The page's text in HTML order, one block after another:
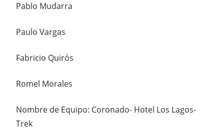
Pablo Mudarra
Paulo Vargas
Fabricio Quirós
Romel Morales
Nombre de Equipo: Coronado- Hotel Los Lagos-
Trek